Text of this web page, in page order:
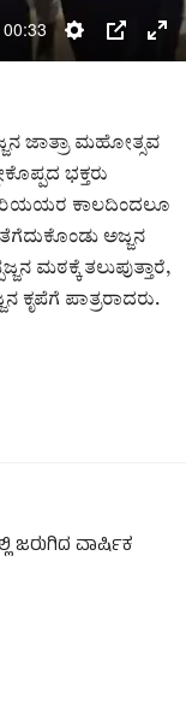
00:33
Settings
ಜಾತ್ರಾ ಮಹೋತ್ಸವ
ಭಕ್ತರು
ಹಿರಿಯಯರ ಕಾಲದಿಂದಲೂ
ಅಜ್ಜನ
ಮಠಕ್ಕೆ ತಲುಪುತ್ತಾರೆ,
ಕೃಪೆಗೆ ಪಾತ್ರರಾದರು.
ಜರುಗಿದ ವಾರ್ಷಿಕ